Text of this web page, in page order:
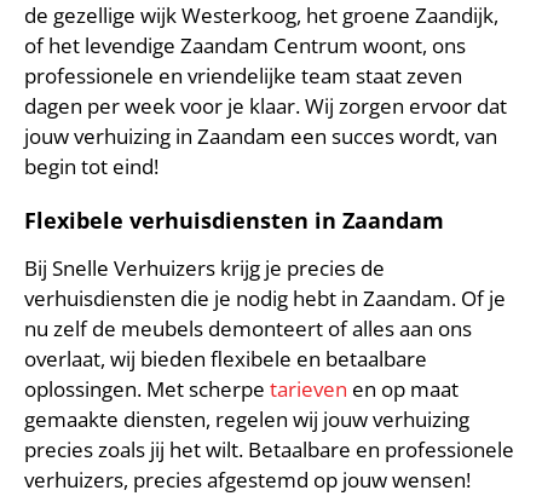
de gezellige wijk Westerkoog, het groene Zaandijk,
of het levendige Zaandam Centrum woont, ons
professionele en vriendelijke team staat zeven
dagen per week voor je klaar. Wij zorgen ervoor dat
jouw verhuizing in Zaandam een succes wordt, van
begin tot eind!
Flexibele verhuisdiensten in Zaandam
Bij Snelle Verhuizers krijg je precies de
verhuisdiensten die je nodig hebt in Zaandam. Of je
nu zelf de meubels demonteert of alles aan ons
overlaat, wij bieden flexibele en betaalbare
oplossingen. Met scherpe tarieven en op maat
gemaakte diensten, regelen wij jouw verhuizing
precies zoals jij het wilt. Betaalbare en professionele
verhuizers, precies afgestemd op jouw wensen!